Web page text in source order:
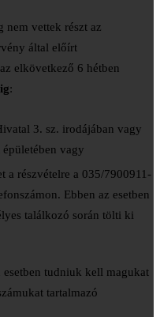
vettek részt az
által előírt
elkövetkező 6 hétben
:
3. sz. irodájában vagy
vagy
a részvételre a 035/7900911-
Ebben az esetben
találkozó során tölti ki
tudniuk kell magukat
tartalmazó